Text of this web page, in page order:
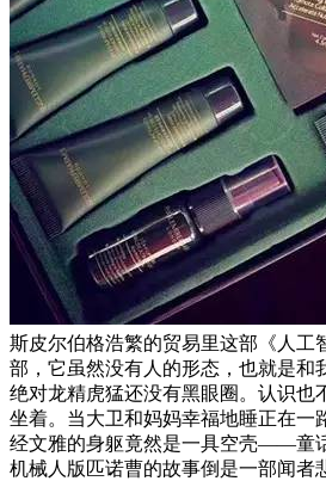
斯皮尔伯格浩繁的贸易里这部《人工
部，它虽然没有人的形态，也就是和
绝对龙精虎猛还没有黑眼圈。认识也
坐着。当大卫和妈妈幸福地睡正在一
经文雅的身躯竟然是一具空壳——童
机械人版匹诺曹的故事倒是一部闻者